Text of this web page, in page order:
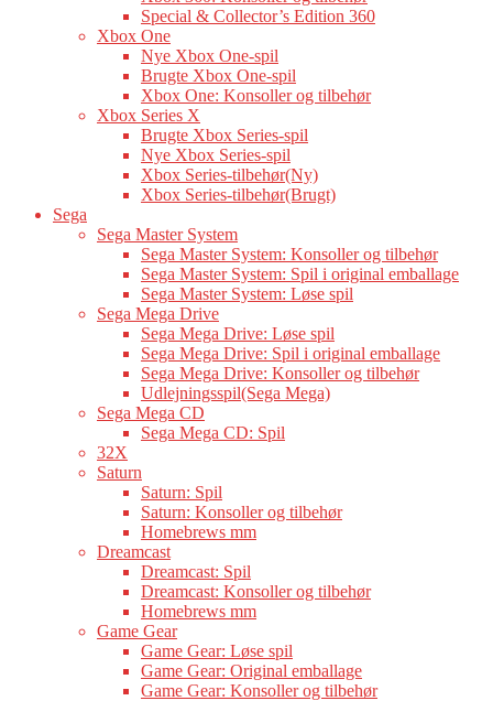
Special & Collector’s Edition 360
Xbox One
Nye Xbox One-spil
Brugte Xbox One-spil
Xbox One: Konsoller og tilbehør
Xbox Series X
Brugte Xbox Series-spil
Nye Xbox Series-spil
Xbox Series-tilbehør(Ny)
Xbox Series-tilbehør(Brugt)
Sega
Sega Master System
Sega Master System: Konsoller og tilbehør
Sega Master System: Spil i original emballage
Sega Master System: Løse spil
Sega Mega Drive
Sega Mega Drive: Løse spil
Sega Mega Drive: Spil i original emballage
Sega Mega Drive: Konsoller og tilbehør
Udlejningsspil(Sega Mega)
Sega Mega CD
Sega Mega CD: Spil
32X
Saturn
Saturn: Spil
Saturn: Konsoller og tilbehør
Homebrews mm
Dreamcast
Dreamcast: Spil
Dreamcast: Konsoller og tilbehør
Homebrews mm
Game Gear
Game Gear: Løse spil
Game Gear: Original emballage
Game Gear: Konsoller og tilbehør